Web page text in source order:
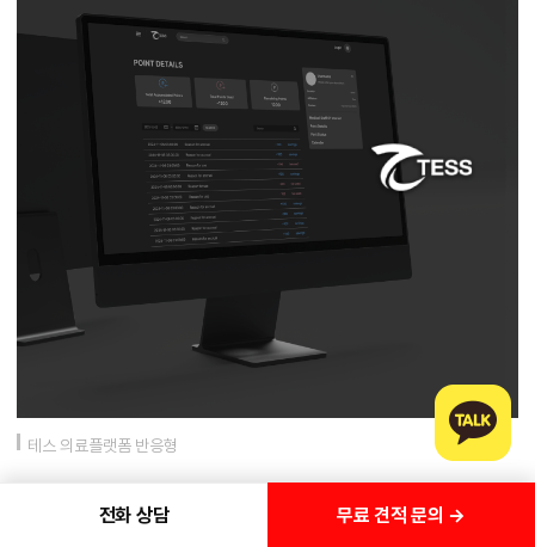
테스 의료플랫폼 반응형
전화 상담 무료 견적 문의 →